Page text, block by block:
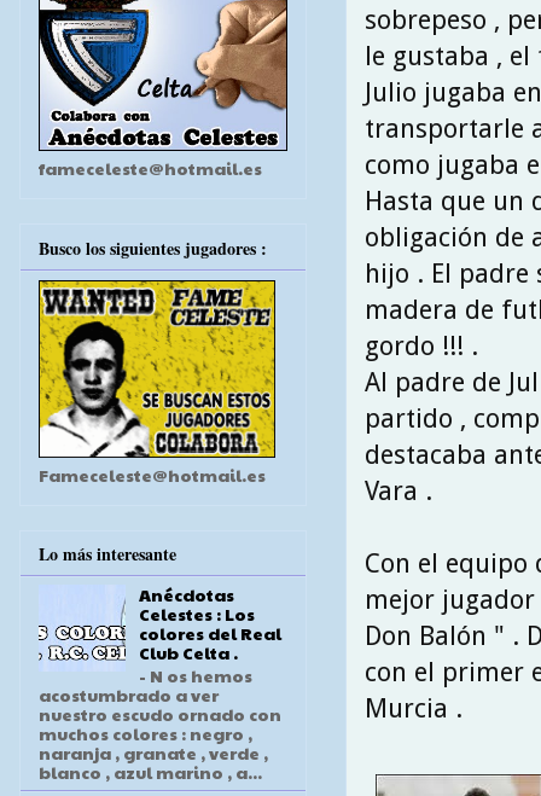
sobrepeso ,
le gustaba ,
Julio jugaba
transportarle
como jugaba
Hasta que un
obligación de
hijo . El
madera de
gordo !!! .
Al padre de
partido ,
destacaba
Vara .
Con el equipo
mejor
Don Balón " .
con el primer
Murcia .
fameceleste@hotmail.es
Busco los siguientes jugadores :
Fameceleste@hotmail.es
Lo más interesante
Anécdotas
Celestes : Los
colores del Real
Club Celta .
- N os hemos
acostumbrado a ver
nuestro escudo ornado con
muchos colores : negro ,
naranja , granate , verde ,
blanco , azul marino , a...